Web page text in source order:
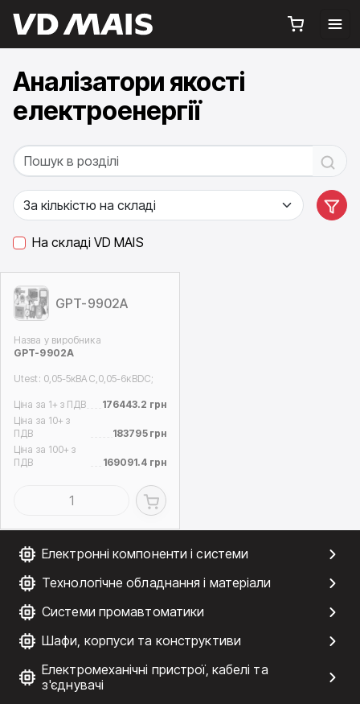
Електронні компоненти і системи
Технологічне обладнання і матеріали
Системи промавтоматики
Шафи, корпуси та конструктиви
Електромеханічні пристрої, кабелі та
з'єднувачі
Аналізатори якості
електроенергії
На складі VD MAIS
GPT-9902A
Назва у виробника
GPT-9902A
Utest: 0,05-5кВAC,0,05-6кВDC;
Ціна за 1+ з ПДВ
176443.2 грн
Ціна за 10+ з
ПДВ
183795 грн
Ціна за 100+ з
ПДВ
169091.4 грн